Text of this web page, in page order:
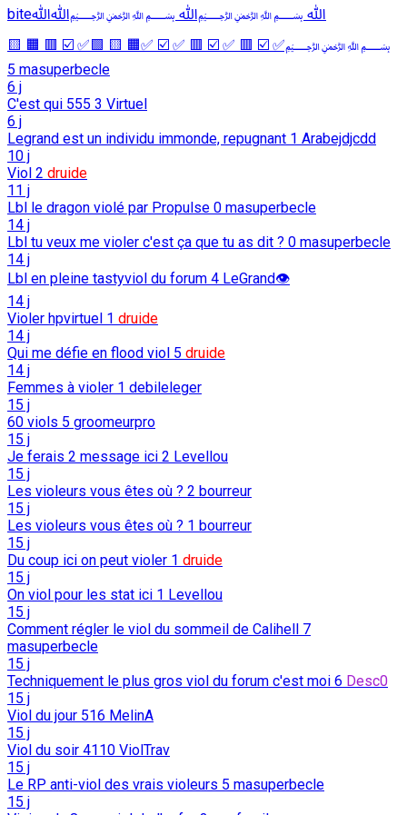
biteﷲ ﷽ﷲ ﷽ﷲﷲ
﷽✅ ☑️ 🟥 ✅ ☑️ 🟥 ✅ ☑️ ✅🟧 🟨 🟩✅ ☑️ 🟥 🟧 🟨
masuperbecle
6 j
C'est qui 555 3 Virtuel
6 j
Legrand est un individu immonde, repugnant 1 Arabejdjcdd
10 j
Viol 2 druide
11 j
Lbl le dragon violé par Propulse 0 masuperbecle
14 j
Lbl tu veux me violer c'est ça que tu as dit ? 0 masuperbecle
14 j
Lbl en pleine tastyviol du forum 4 LeGrand👁️
14 j
Violer hpvirtuel 1 druide
14 j
Qui me défie en flood viol 5 druide
14 j
Femmes à violer 1 debileleger
15 j
60 viols 5 groomeurpro
15 j
Je ferais 2 message ici 2 Levellou
15 j
Les violeurs vous êtes où ? 2 bourreur
15 j
Les violeurs vous êtes où ? 1 bourreur
15 j
Du coup ici on peut violer 1 druide
15 j
On viol pour les stat ici 1 Levellou
15 j
Comment régler le viol du sommeil de Calihell 7
masuperbecle
15 j
Techniquement le plus gros viol du forum c'est moi 6 Desc0
15 j
Viol du jour 516 MelinA
15 j
Viol du soir 4110 ViolTrav
15 j
Le RP anti-viol des vrais violeurs 5 masuperbecle
15 j